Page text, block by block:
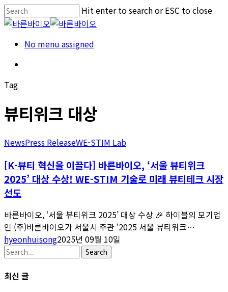
Skip
to
content
Hit enter to search or ESC to close
Close
Menu No menu assigned
Tag
뷰티위크 대상
NewsPress ReleaseWE-STIM Lab
[K-뷰티 혁신을 이끌다] 바른바이오, ‘서울 뷰티위크
2025’ 대상 수상! WE-STIM 기술로 미래 뷰티테크 시장
선도
바른바이오, ‘서울 뷰티위크 2025’ 대상 수상 🎉 하이블의 모기업
인 (주)바른바이오가 서울시 주관 ‘2025 서울 뷰티위크…
hyeonhuisong2025년 09월 10일
Search
최신 글